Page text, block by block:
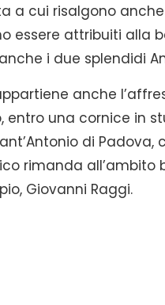
a cui risalgono
essere attribuiti alla
i due splendidi
anche
entro una cornice in
di
rimanda
Giovanni Raggi.